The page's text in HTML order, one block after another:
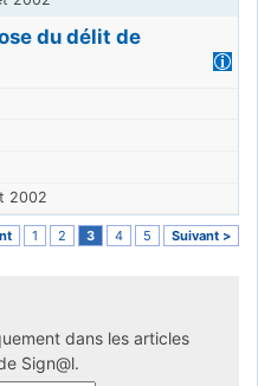
du délit de
2002
1 2 3 4 5 Suivant >
dans les articles
Sign@l.